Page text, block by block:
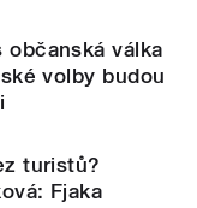
občanská válka
volby budou
turistů?
Fjaka